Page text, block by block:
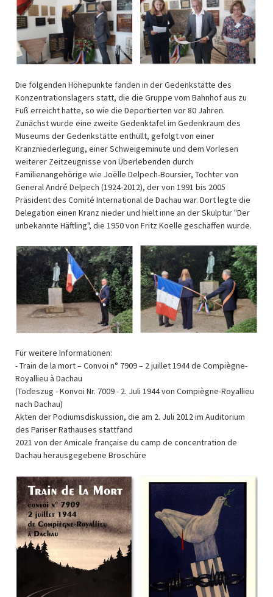
Die folgenden Höhepunkte fanden in der Gedenkstätte des
Konzentrationslagers statt, die die Gruppe vom Bahnhof aus zu
Fuß erreicht hatte, so wie die Deportierten vor 80 Jahren.
Zunächst wurde eine zweite Gedenktafel im Gedenkraum des
Museums der Gedenkstätte enthüllt, gefolgt von einer
Kranzniederlegung, einer Schweigeminute und dem Vorlesen
weiterer Zeitzeugnisse von Überlebenden durch
Familienangehörige wie Joëlle Delpech-Boursier, Tochter von
General André Delpech (1924-2012), der von 1991 bis 2005
Präsident des Comité International de Dachau war. Dort legte die
Delegation einen Kranz nieder und hielt inne an der Skulptur "Der
unbekannte Häftling", die 1950 von Fritz Koelle geschaffen wurde.
Für weitere Informationen:
- Train de la mort – Convoi n° 7909 – 2 juillet 1944 de Compiègne-
Royallieu à Dachau
(Todeszug - Konvoi Nr. 7009 - 2. Juli 1944 von Compiègne-Royallieu
nach Dachau)
Akten der Podiumsdiskussion, die am 2. Juli 2012 im Auditorium
des Pariser Rathauses stattfand
2021 von der Amicale française du camp de concentration de
Dachau herausgegebene Broschüre